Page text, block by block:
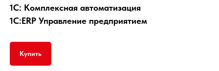
1С: Комплексная автоматизация
1С:ERP Управление предприятием
Купить